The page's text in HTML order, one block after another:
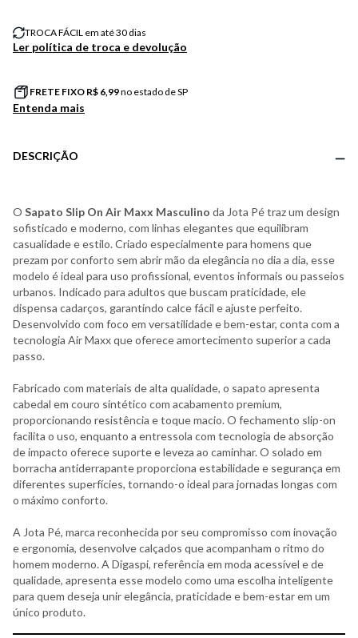
TROCA FÁCIL em até 30 dias
Ler política de troca e devolução
FRETE FIXO R$ 6,99no estado de SP
Entenda mais
DESCRIÇÃO
O Sapato Slip On Air Maxx Masculino da Jota Pé traz um design
sofisticado e moderno, com linhas elegantes que equilibram
casualidade e estilo. Criado especialmente para homens que
prezam por conforto sem abrir mão da elegância no dia a dia, esse
modelo é ideal para uso profissional, eventos informais ou passeios
urbanos. Indicado para adultos que buscam praticidade, ele
dispensa cadarços, garantindo calce fácil e ajuste perfeito.
Desenvolvido com foco em versatilidade e bem-estar, conta com a
tecnologia Air Maxx que oferece amortecimento superior a cada
passo.
Fabricado com materiais de alta qualidade, o sapato apresenta
cabedal em couro sintético com acabamento premium,
proporcionando resistência e toque macio. O fechamento slip-on
facilita o uso, enquanto a entressola com tecnologia de absorção
de impacto oferece suporte e leveza ao caminhar. O solado em
borracha antiderrapante proporciona estabilidade e segurança em
diferentes superfícies, tornando-o ideal para jornadas longas com
o máximo conforto.
A Jota Pé, marca reconhecida por seu compromisso com inovação
e ergonomia, desenvolve calçados que acompanham o ritmo do
homem moderno. A Digaspi, referência em moda acessível e de
qualidade, apresenta esse modelo como uma escolha inteligente
para quem deseja unir elegância, praticidade e bem-estar em um
único produto.